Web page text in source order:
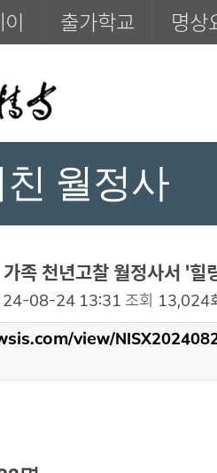
출가학교 명상
월정사
족 천년고찰 월정사서 '힐
24-08-24 13:31 조회 13,024
view/